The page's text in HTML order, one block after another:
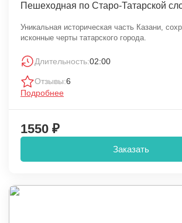
Пешеходная по Старо-Татарской
Уникальная историческая часть Казани,
исконные черты татарского города.
Длительность:02:00
Отзывы:6
Подробнее
1550 ₽
Заказать